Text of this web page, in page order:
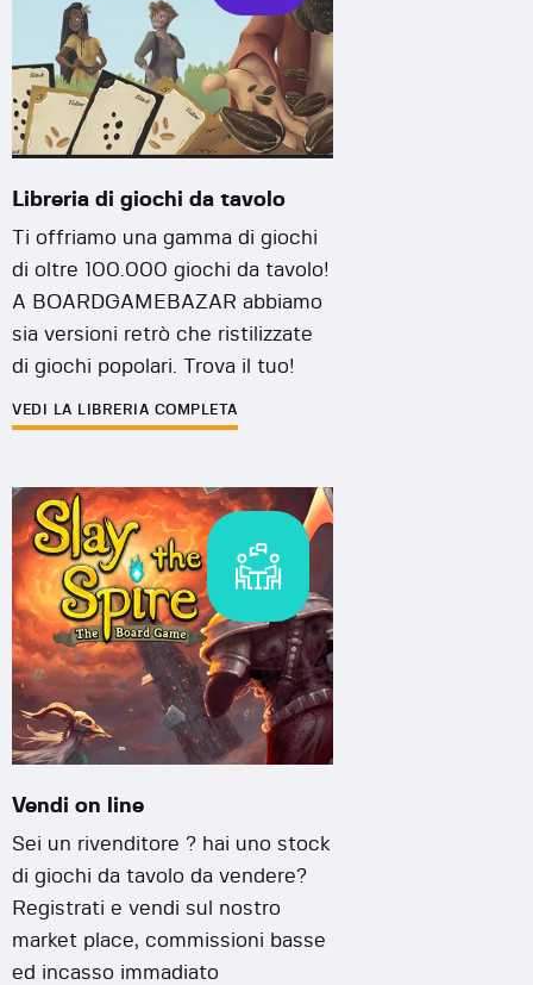
Libreria di giochi da tavolo
Ti offriamo una gamma di giochi
di oltre 100.000 giochi da tavolo!
A BOARDGAMEBAZAR abbiamo
sia versioni retrò che ristilizzate
di giochi popolari. Trova il tuo!
VEDI LA LIBRERIA COMPLETA
Vendi on line
Sei un rivenditore ? hai uno stock
di giochi da tavolo da vendere?
Registrati e vendi sul nostro
market place, commissioni basse
ed incasso immadiato